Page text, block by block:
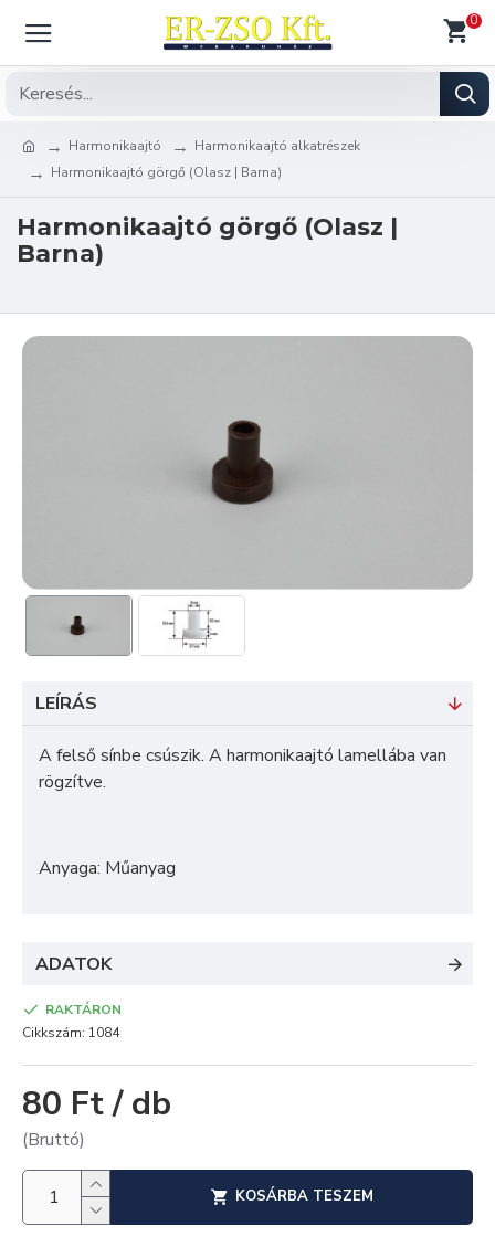
0
Harmonikaajtó
Harmonikaajtó alkatrészek
Harmonikaajtó görgő (Olasz | Barna)
Harmonikaajtó görgő (Olasz |
Barna)
LEÍRÁS
A felső sínbe csúszik. A harmonikaajtó lamellába van
rögzítve.
Anyaga: Műanyag
ADATOK
80 Ft / db
(Bruttó)
RAKTÁRON
Cikkszám: 1084
KOSÁRBA TESZEM